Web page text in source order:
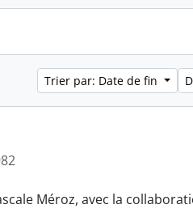
Trier par: Date de fin
Méroz, avec la